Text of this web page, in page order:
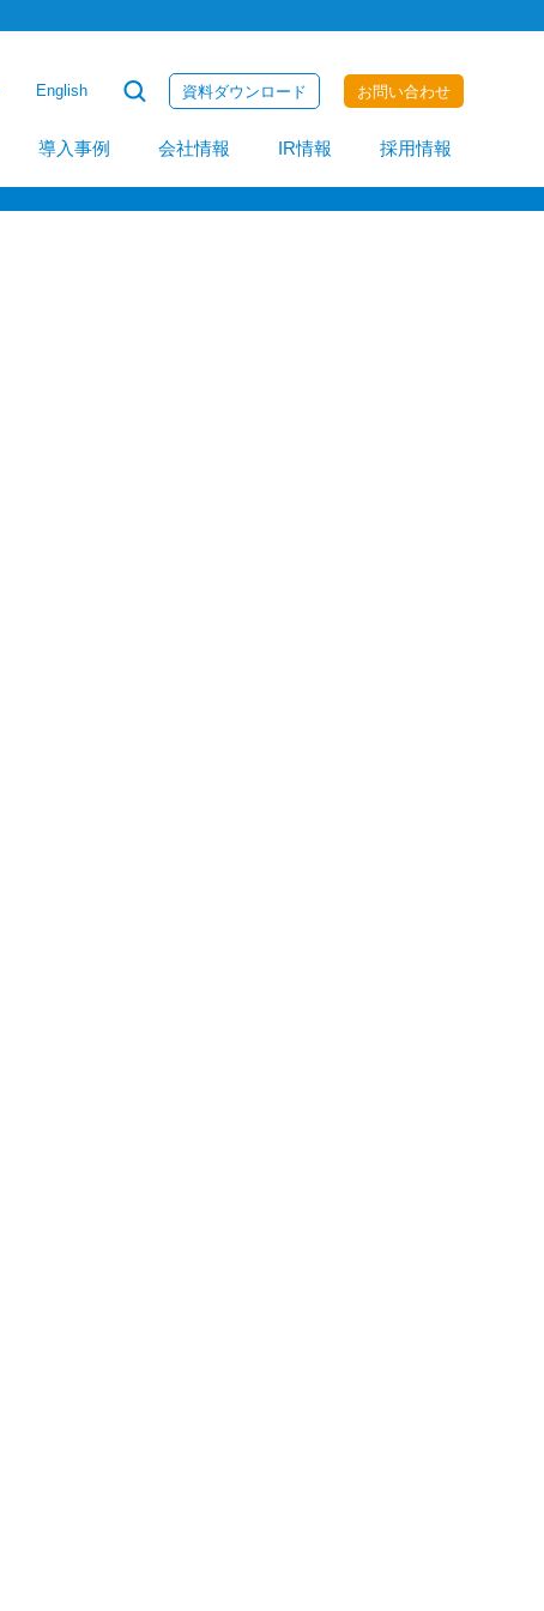
English 資料ダウンロード お問い合わせ
導入事例 会社情報 IR情報 採用情報
invoiceAgent